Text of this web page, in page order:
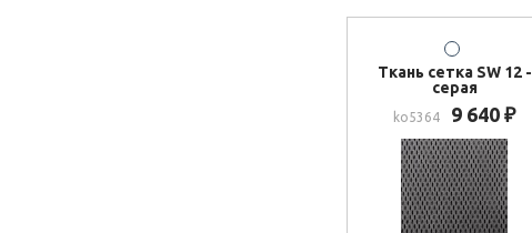
Ткань сетка SW 12 -
серая
ko5364 9 640 ₽